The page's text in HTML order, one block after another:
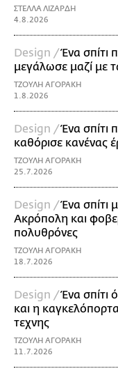
ΣΤΕΛΛΑ ΛΙΖΑΡΔΗ
4.8.2026
Design /Ένα σπίτι
μεγάλωσε μαζί με
ΤΖΟΥΛΗ ΑΓΟΡΑΚΗ
1.8.2026
Design /Ένα σπίτι
καθόρισε κανένας
ΤΖΟΥΛΗ ΑΓΟΡΑΚΗ
25.7.2026
Design /Ένα σπίτι
Ακρόπολη και
πολυθρόνες
ΤΖΟΥΛΗ ΑΓΟΡΑΚΗ
18.7.2026
Design /Ένα σπίτι
και η καγκελόπορτα
τεχνης
ΤΖΟΥΛΗ ΑΓΟΡΑΚΗ
11.7.2026